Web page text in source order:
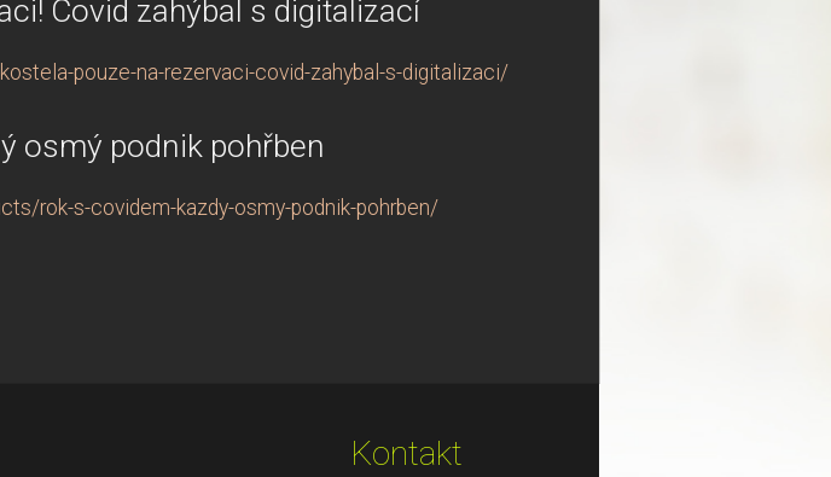
Covid zahýbal s digitalizací
pouze-na-rezervaci-covid-zahybal-s-digitalizaci/
osmý podnik pohřben
rok-s-covidem-kazdy-osmy-podnik-pohrben/
Kontakt